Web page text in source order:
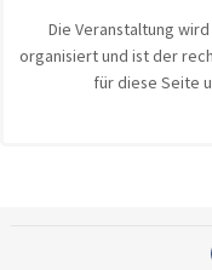
Die Veranstaltung
organisiert und ist der
für diese Seite